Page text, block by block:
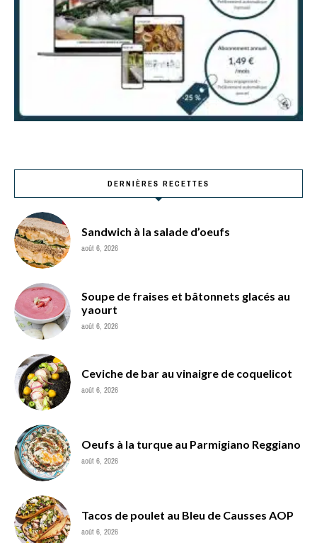
DERNIÈRES RECETTES
Sandwich à la salade d’oeufs
août 6, 2026
Soupe de fraises et bâtonnets glacés au
yaourt
août 6, 2026
Ceviche de bar au vinaigre de coquelicot
août 6, 2026
Oeufs à la turque au Parmigiano Reggiano
août 6, 2026
Tacos de poulet au Bleu de Causses AOP
août 6, 2026